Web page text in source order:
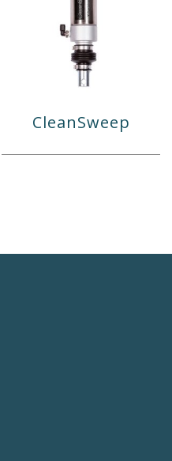
CleanSweep